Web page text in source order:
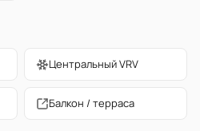
Центральный VRV
Балкон / терраса